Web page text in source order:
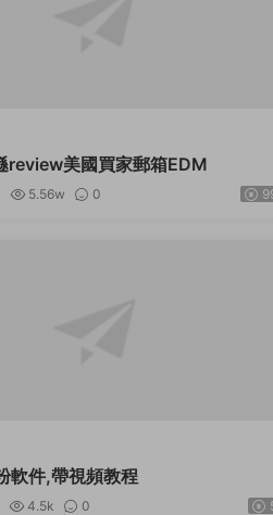
review美國買家郵箱EDM
5.56w 0
軟件,帶視頻教程
4.5k 0